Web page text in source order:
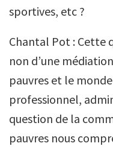
sportives, etc ?
Chantal Pot : Cette
non d’une
pauvres et le
professionnel,
question de la
pauvres nous